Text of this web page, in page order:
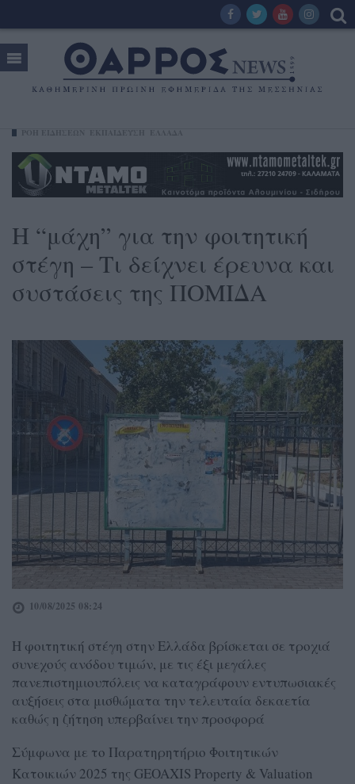
Η “μάχη” για την φοιτητική
στέγη – Τι δείχνει έρευνα και
συστάσεις της ΠΟΜΙΔΑ
10/08/2025 08:24
Η φοιτητική στέγη στην Ελλάδα βρίσκεται σε τροχιά
συνεχούς ανόδου τιμών, με τις έξι μεγάλες
πανεπιστημιουπόλεις να καταγράφουν εντυπωσιακές
αυξήσεις στα μισθώματα την τελευταία δεκαετία
καθώς η ζήτηση υπερβαίνει την προσφορά
Σύμφωνα με το Παρατηρητήριο Φοιτητικών
Κατοικιών 2025 της GEOAXIS Property & Valuation